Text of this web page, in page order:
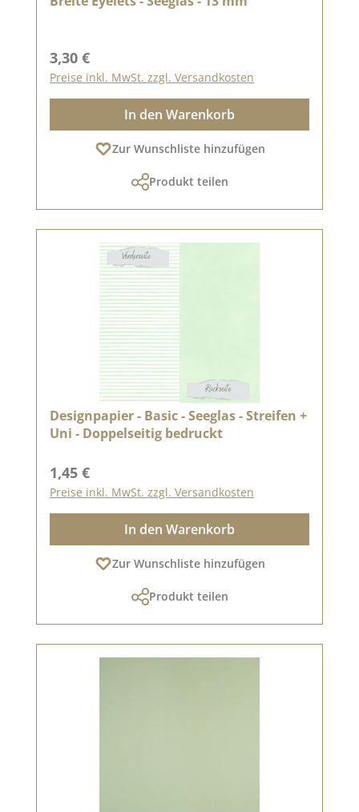
Regulärer Preis:
3,30 €
Preise inkl. MwSt. zzgl. Versandkosten
In den Warenkorb
Zur Wunschliste hinzufügen
Produkt teilen
Designpapier - Basic - Seeglas - Streifen +
Uni - Doppelseitig bedruckt
Regulärer Preis:
1,45 €
Preise inkl. MwSt. zzgl. Versandkosten
In den Warenkorb
Zur Wunschliste hinzufügen
Produkt teilen